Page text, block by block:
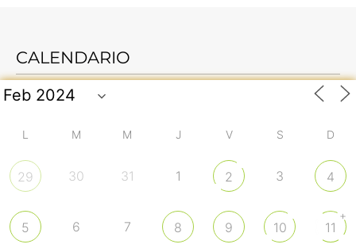
CALENDARIO
L M M J V S D
29 30 31 1 2 3 4
5 6 7 8 9 10 11
+